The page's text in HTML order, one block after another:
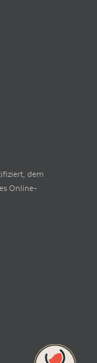
dem
Online-